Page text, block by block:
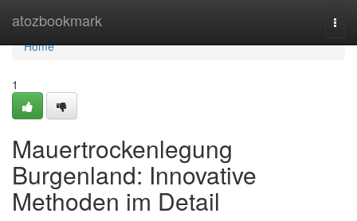
atozbookmark
Home
Home
1
Mauertrockenlegung
Burgenland: Innovative
Methoden im Detail